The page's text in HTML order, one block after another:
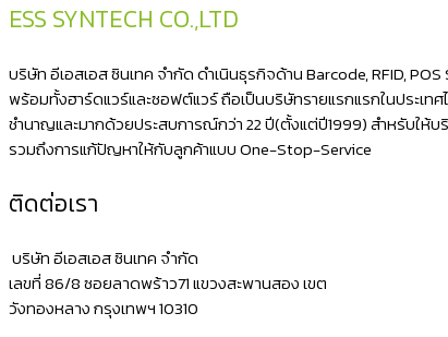
ESS SYNTECH CO.,LTD
บริษัท อีเอสเอส ซินเทค จำกัด ดำเนินธุรกิจด้าน Barcode, RFID,
พร้อมทั้งฮาร์ดแวร์และซอฟต์แวร์ ถือเป็นบริษัทรายแรกแรกในประเทศ
ชำนาญและมากด้วยประสบการณ์กว่า 22 ปี(ตั้งแต่ปี1999) สำหรับให้
รวมถึงการแก้ปัญหาให้กับลูกค้าแบบ One-Stop-Service
ติดต่อเรา
บริษัท อีเอสเอส ซินเทค จำกัด
เลขที่ 86/8 ซอยลาดพร้าว71 แขวงสะพานสอง เขต
วังทองหลาง กรุงเทพฯ 10310